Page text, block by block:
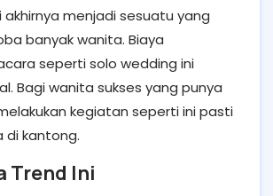
akhirnya menjadi sesuatu yang
banyak wanita. Biaya
seperti solo wedding ini
Bagi wanita sukses yang punya
kegiatan seperti ini pasti
di kantong.
Trend Ini